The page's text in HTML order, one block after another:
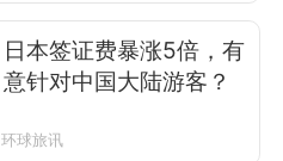
日本签证费暴涨5倍，有
意针对中国大陆游客？
环球旅讯